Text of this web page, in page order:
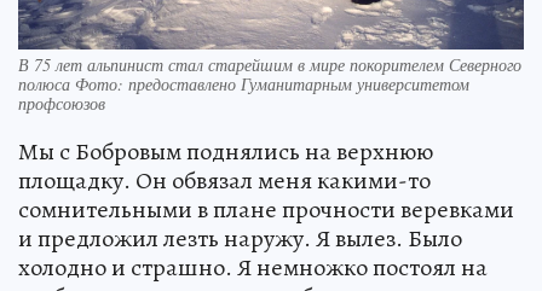
В 75 лет альпинист стал старейшим в мире покорителем Северного
полюса Фото: предоставлено Гуманитарным университетом
профсоюзов
Мы с Бобровым поднялись на верхнюю
площадку. Он обвязал меня какими-то
сомнительными в плане прочности веревками
и предложил лезть наружу. Я вылез. Было
холодно и страшно. Я немножко постоял на